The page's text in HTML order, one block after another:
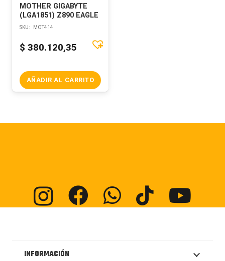
MOTHER GIGABYTE
(LGA1851) Z890 EAGLE
SKU: MOT414
$ 380.120,35
AÑADIR AL CARRITO
INFORMACIÓN